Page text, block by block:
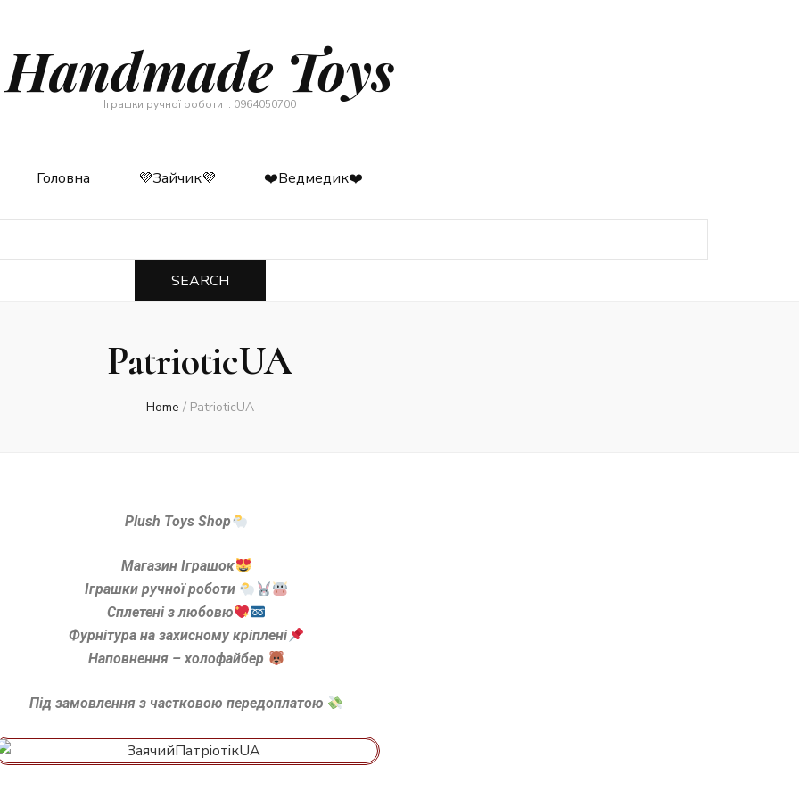
Handmade Toys
Іграшки ручної роботи :: 0964050700
Головна 💜Зайчик💜 ❤️Ведмедик❤️
PatrioticUA
Home / PatrioticUA
Plush Toys Shop
Магазин Іграшок
Іграшки ручної роботи
Сплетені з любовю
Фурнітура на захисному кріплені
Наповнення – холофайбер
Під замовлення з частковою передоплатою